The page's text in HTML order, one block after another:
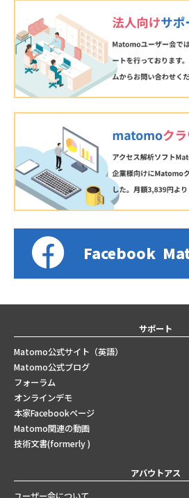
Facebook
サポート
Matomo公式サイト（英語）
Matomo公式ブログ
フォーラム
オンラインデモ
本家Facebookページ
Matomo関連の動画
技術文書(formerly )
アバウトアス